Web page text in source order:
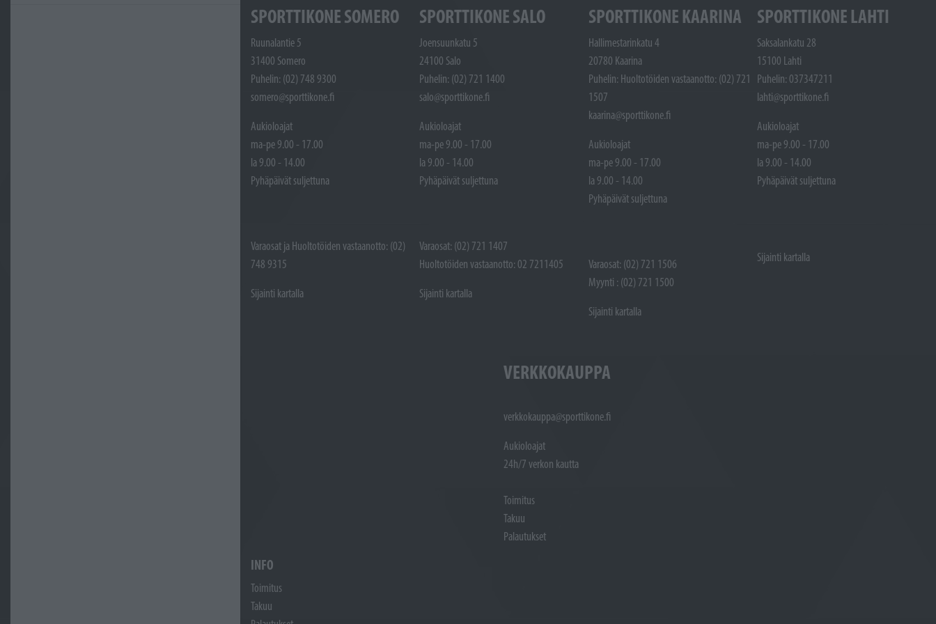
SPORTTIKONE SOMERO
Ruunalantie 5
31400 Somero
Puhelin: (02) 748 9300
somero@sporttikone.fi
Aukioloajat
ma-pe 9.00 - 17.00
la 9.00 - 14.00
Pyhäpäivät suljettuna
Varaosat ja Huoltotöiden vastaanotto: (02)
748 9315
Sijainti kartalla
SPORTTIKONE SALO
Joensuunkatu 5
24100 Salo
Puhelin: (02) 721 1400
salo@sporttikone.fi
Aukioloajat
ma-pe 9.00 - 17.00
la 9.00 - 14.00
Pyhäpäivät suljettuna
Varaosat: (02) 721 1407
Huoltotöiden vastaanotto: 02 7211405
Sijainti kartalla
SPORTTIKONE KAARINA
Hallimestarinkatu 4
20780 Kaarina
Puhelin: Huoltotöiden vastaanotto: (02) 721
1507
kaarina@sporttikone.fi
Aukioloajat
ma-pe 9.00 - 17.00
la 9.00 - 14.00
Pyhäpäivät suljettuna
Varaosat: (02) 721 1506
Myynti : (02) 721 1500
Sijainti kartalla
SPORTTIKONE LAHTI
Saksalankatu 28
15100 Lahti
Puhelin: 037347211
lahti@sporttikone.fi
Aukioloajat
ma-pe 9.00 - 17.00
la 9.00 - 14.00
Pyhäpäivät suljettuna
Sijainti kartalla
VERKKOKAUPPA
verkkokauppa@sporttikone.fi
Aukioloajat
24h/7 verkon kautta
Toimitus
Takuu
Palautukset
INFO
Toimitus
Takuu